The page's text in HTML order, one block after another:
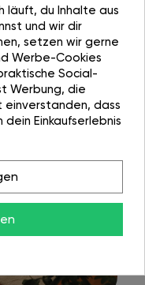
läuft, du Inhalte aus
und wir dir
setzen wir gerne
Werbe-Cookies
Social-
Werbung, die
einverstanden, dass
Einkaufserlebnis